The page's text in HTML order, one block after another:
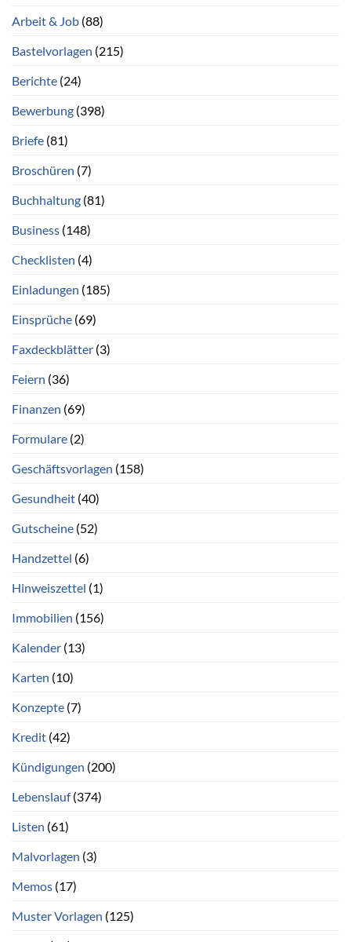
Arbeit & Job (88)
Bastelvorlagen (215)
Berichte (24)
Bewerbung (398)
Briefe (81)
Broschüren (7)
Buchhaltung (81)
Business (148)
Checklisten (4)
Einladungen (185)
Einsprüche (69)
Faxdeckblätter (3)
Feiern (36)
Finanzen (69)
Formulare (2)
Geschäftsvorlagen (158)
Gesundheit (40)
Gutscheine (52)
Handzettel (6)
Hinweiszettel (1)
Immobilien (156)
Kalender (13)
Karten (10)
Konzepte (7)
Kredit (42)
Kündigungen (200)
Lebenslauf(374)
Listen (61)
Malvorlagen (3)
Memos (17)
Muster Vorlagen (125)